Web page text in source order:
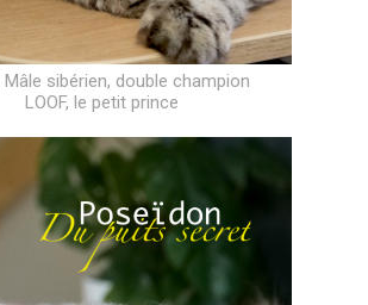
Mâle sibérien, double champion
LOOF, le petit prince